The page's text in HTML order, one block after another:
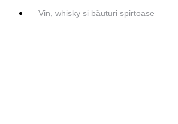
Vin, whisky și băuturi spirtoase